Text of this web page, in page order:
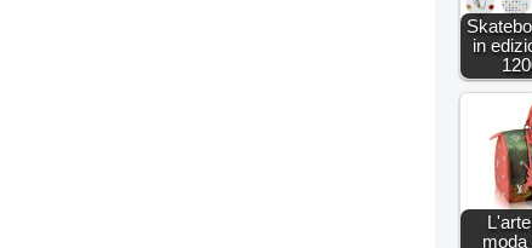
in
moda